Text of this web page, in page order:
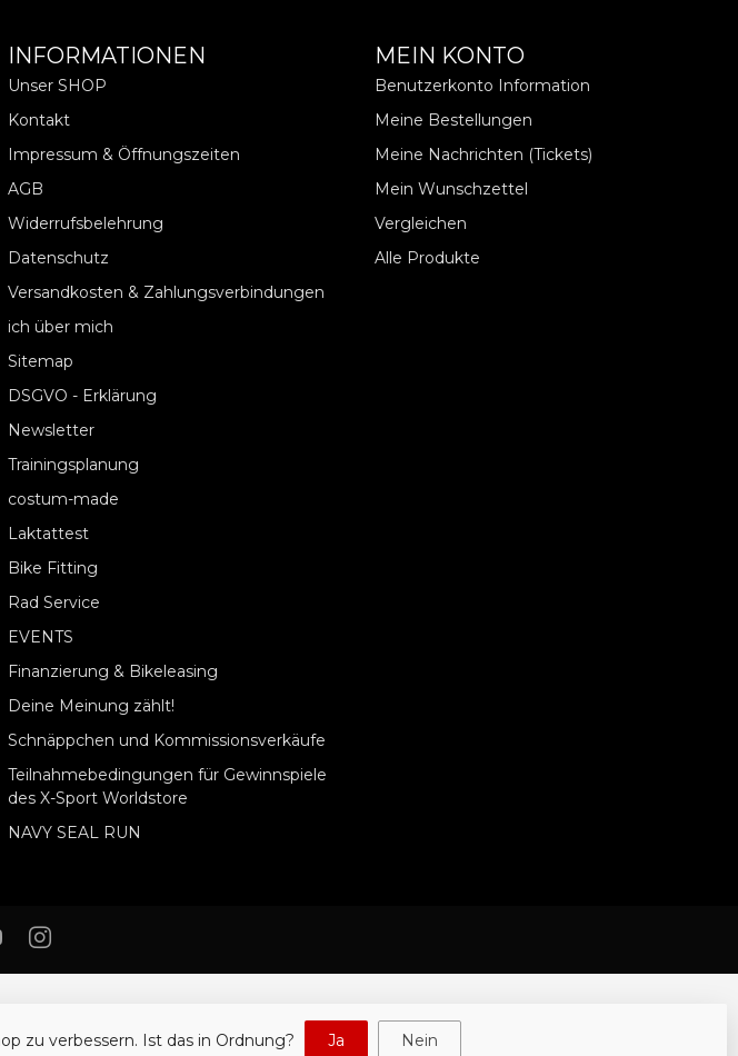
INFORMATIONEN
Unser SHOP
Kontakt
Impressum & Öffnungszeiten
AGB
Widerrufsbelehrung
Datenschutz
Versandkosten & Zahlungsverbindungen
ich über mich
Sitemap
DSGVO - Erklärung
Newsletter
Trainingsplanung
costum-made
Laktattest
Bike Fitting
Rad Service
EVENTS
Finanzierung & Bikeleasing
Deine Meinung zählt!
Schnäppchen und Kommissionsverkäufe
Teilnahmebedingungen für Gewinnspiele
des X-Sport Worldstore
NAVY SEAL RUN
MEIN KONTO
Benutzerkonto Information
Meine Bestellungen
Meine Nachrichten (Tickets)
Mein Wunschzettel
Vergleichen
Alle Produkte
zu verbessern. Ist das in Ordnung? Ja Nein